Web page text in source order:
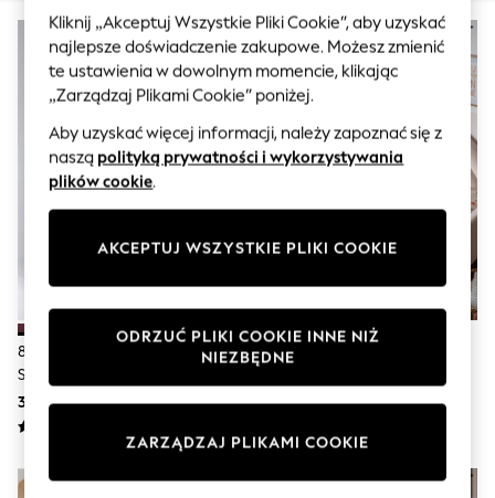
Men's Holiday Shop
All Swimwear
Accessories
Bags & Luggage
Hats
Linen Collection
Loafers
Shirts
Shorts
Sunglasses
T-Shirts
Boys Holiday Shop
Ponchos & Toweling sets
Sun Hats & Caps
Rash Vests
8-Częściowy Zestaw Pościeli The
Set Z Falbaną: Poszwa Na Kołdrę
I Poszewka Na Poduszkę, Z
Prześcieradłem Z Gumką
347 zł - 662 zł
Zestaw Dwustronnej Pościeli:
110 zł - 170 zł
Kliknij „Akceptuj Wszystkie Pliki Cookie”, aby uzyskać
najlepsze doświadczenie zakupowe. Możesz zmienić
te ustawienia w dowolnym momencie, klikając
„Zarządzaj Plikami Cookie” poniżej.
Aby uzyskać więcej informacji, należy zapoznać się z
naszą polityką prywatności i wykorzystywania
plików cookie.
AKCEPTUJ WSZYSTKIE PLIKI COOKIE
ZARZĄDZAJ PLIKAMI COOKIE
ODRZUĆ PLIKI COOKIE INNE NIŻ
NIEZBĘDNE